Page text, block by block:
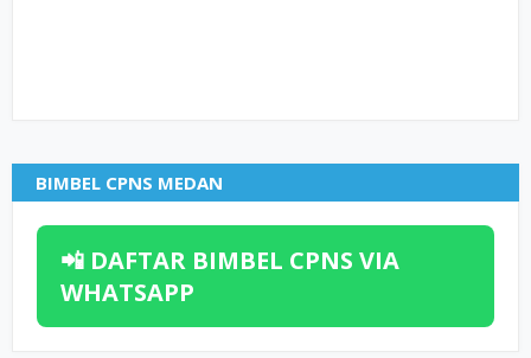
BIMBEL CPNS MEDAN
📲 DAFTAR BIMBEL CPNS VIA
WHATSAPP